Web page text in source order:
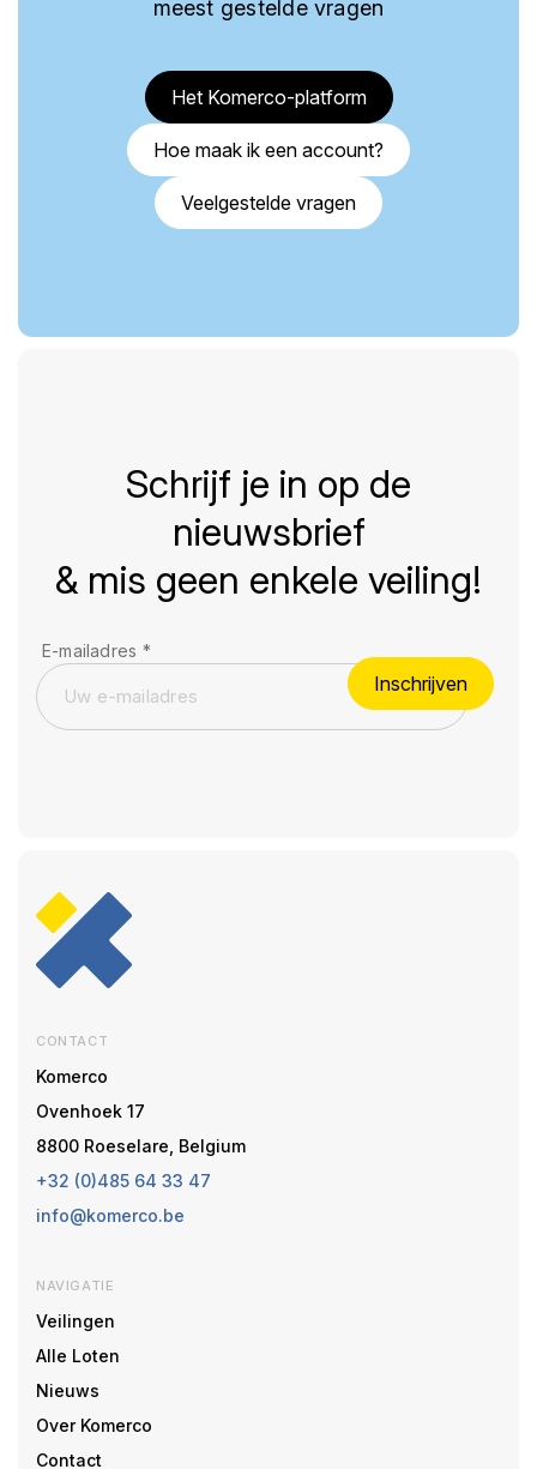
meest gestelde vragen
Het Komerco-platform
Hoe maak ik een account?
Veelgestelde vragen
Schrijf je in op de
nieuwsbrief
& mis geen enkele veiling!
E-mailadres *
Inschrijven
CONTACT
Komerco
Ovenhoek 17
8800 Roeselare, Belgium
+32 (0)485 64 33 47
info@komerco.be
NAVIGATIE
Veilingen
Alle Loten
Nieuws
Over Komerco
Contact